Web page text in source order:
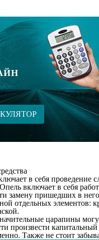
в себя проведение
включает в себя
замену пришедших в
отдельных элементов:
царапины
произвести
Также не стоит